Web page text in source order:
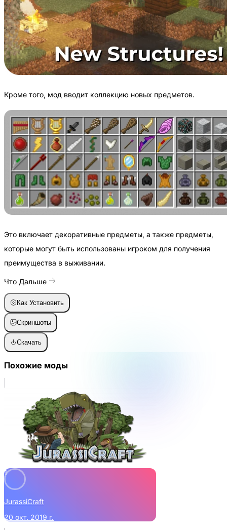
Кроме того, мод вводит коллекцию новых предметов.
Это включает декоративные предметы, а также предметы,
которые могут быть использованы игроком для получения
преимущества в выживании.
Что Дальше
Как Установить
Скриншоты
Скачать
Похожие моды
1
JurassiCraft
20 окт. 2019 г.